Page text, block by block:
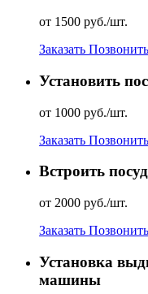
от 1500 руб./шт.
Заказать Позвонить
Установить
от 1000 руб./шт.
Заказать Позвонить
Встроить
от 2000 руб./шт.
Заказать Позвонить
Установка
машины